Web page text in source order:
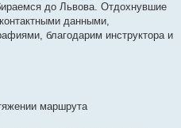
до Львова. Отдохнувшие
данными,
благодарим инструктора и
маршрута